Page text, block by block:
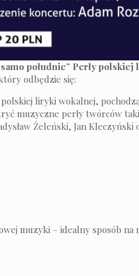
samo południe” Perły
odbędzie się:
liryki wokalnej,
muzyczne perły twórców
Żeleński, Jan
muzyki – idealny sposób